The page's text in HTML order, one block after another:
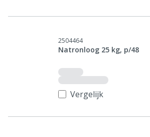
2504464
Natronloog 25 kg, p/48
Vergelijk